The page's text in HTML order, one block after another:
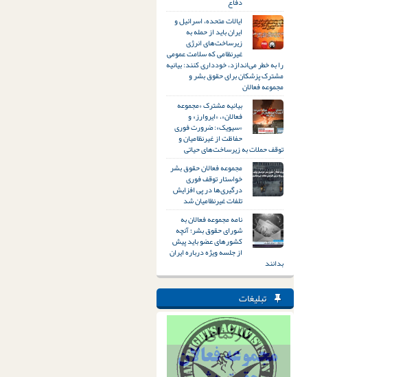
ایالات متحده، اسرائیل و
ایران باید از حمله به
زیرساخت‌های انرژی
غیرنظامی که سلامت عمومی
را به خطر می‌اندازد، خودداری کنند: بیانیه
مشترک پزشکان برای حقوق بشر و
مجموعه فعالان
بیانیه مشترک «مجموعه
فعالان»، «ایروارز» و
«سیویک»: ضرورت فوری
حفاظت از غیرنظامیان و
توقف حملات به زیرساخت‌های حیاتی
مجموعه فعالان حقوق بشر
خواستار توقف فوری
درگیری‌ها در پی افزایش
تلفات غیرنظامیان شد
نامه مجموعه فعالان به
شورای حقوق بشر؛ آنچه
کشورهای عضو باید پیش
از جلسه ویژه درباره ایران
بدانند
تبلیغات